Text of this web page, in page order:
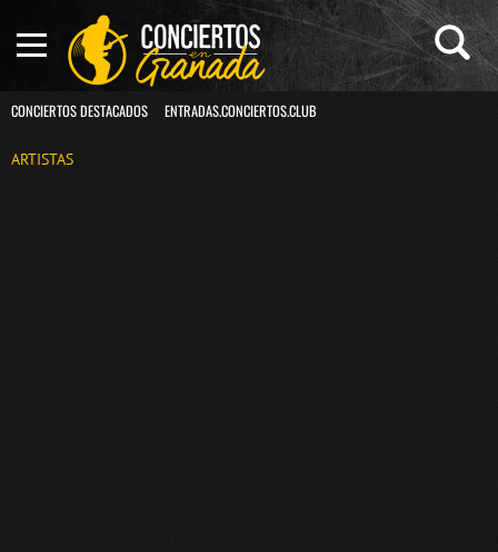
CONCIERTOS DESTACADOS ENTRADAS.CONCIERTOS.CLUB
ARTISTAS